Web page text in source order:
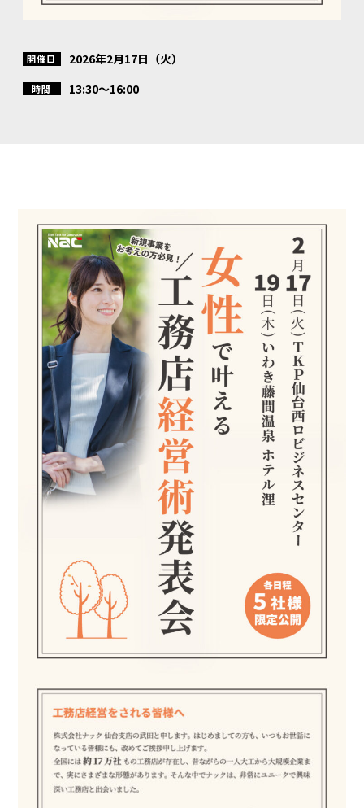
開催日 2026年2月17日（火）
時間 13:30～16:00